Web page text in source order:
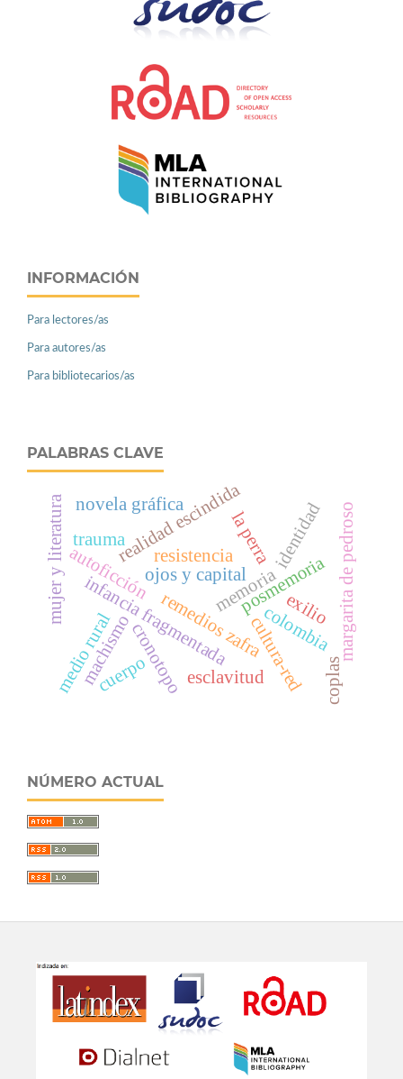
INFORMACIÓN
Para lectores/as
Para autores/as
Para bibliotecarios/as
PALABRAS CLAVE
memoria
ojos y capital
autoficción
infancia fragmentada
realidad escindida
posmemoria
resistencia
remedios zafracultura-red
colombia
mujer y literatura identidad
medio rural esclavitud
trauma
novela gráfica margarita de pedroso
la perra
cronotopo
machismo
exilio
cuerpo coplas
NÚMERO ACTUAL